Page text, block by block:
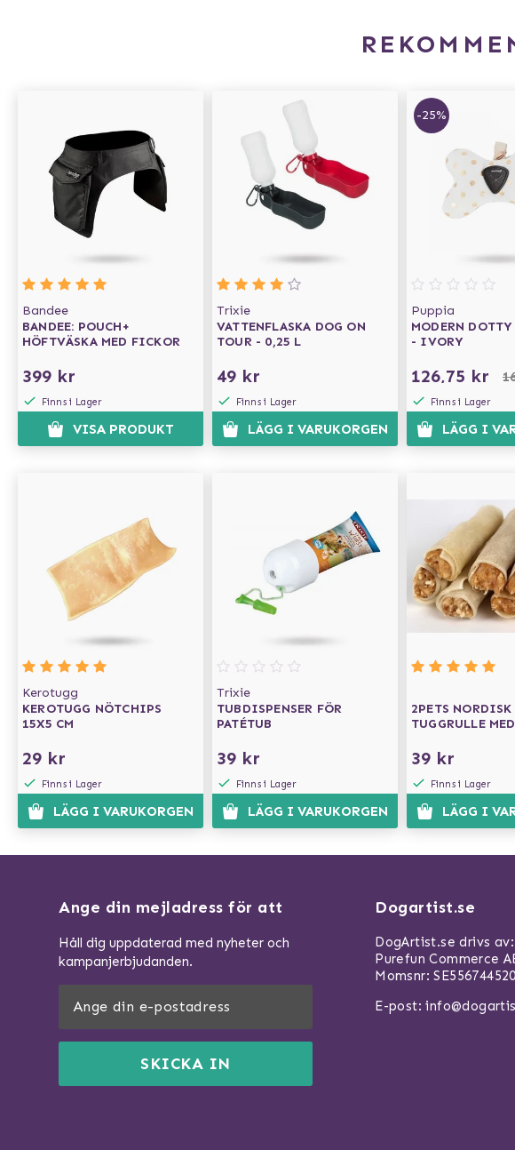
Bandee
BANDEE: POUCH+
HÖFTVÄSKA MED FICKOR
399 kr
Finns i Lager
VISA PRODUKT
Trixie
VATTENFLASKA DOG ON
TOUR - 0,25 L
49 kr
Finns i Lager
LÄGG I VARUKORGEN
-25%
Puppia
MODERN DOTTY
- IVORY
126,75 kr
Finns i Lager
LÄGG I
Kerotugg
KEROTUGG NÖTCHIPS
15X5 CM
29 kr
Finns i Lager
LÄGG I VARUKORGEN
Trixie
TUBDISPENSER FÖR
PATÉTUB
39 kr
Finns i Lager
LÄGG I VARUKORGEN
2PETS NORDISK
TUGGRULLE
39 kr
Finns i Lager
LÄGG I
Ange din mejladress för att
Håll dig uppdaterad med nyheter och
kampanjerbjudanden.
SKICKA IN
Dogartist.se
DogArtist.se drivs av:
Purefun Commerce
Momsnr:
E-post: